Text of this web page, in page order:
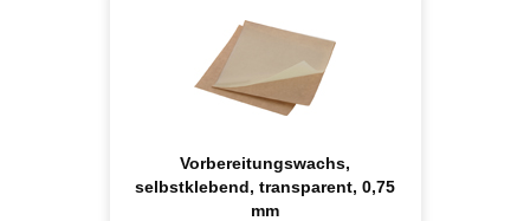
Vorbereitungswachs,
selbstklebend, transparent, 0,75
mm